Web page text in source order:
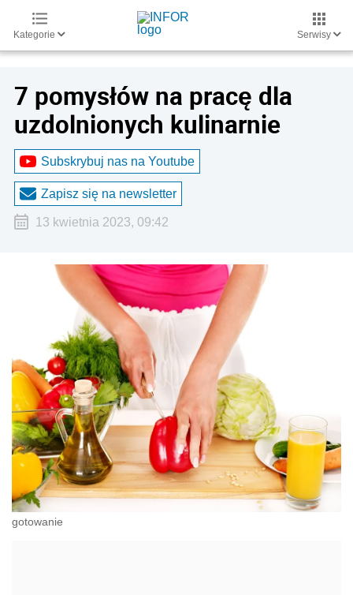
Kategorie Serwisy
7 pomysłów na pracę dla
uzdolnionych kulinarnie
Subskrybuj nas na Youtube
Zapisz się na newsletter
13 kwietnia 2023, 09:42
gotowanie